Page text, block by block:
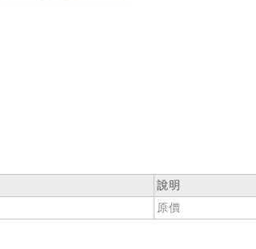
說明
原價